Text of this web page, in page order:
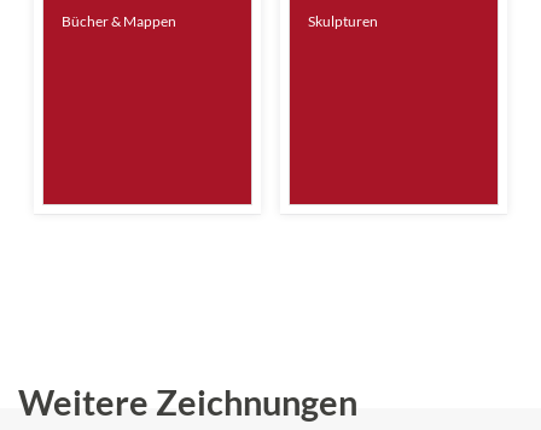
Bücher & Mappen Skulpturen
Weitere Zeichnungen